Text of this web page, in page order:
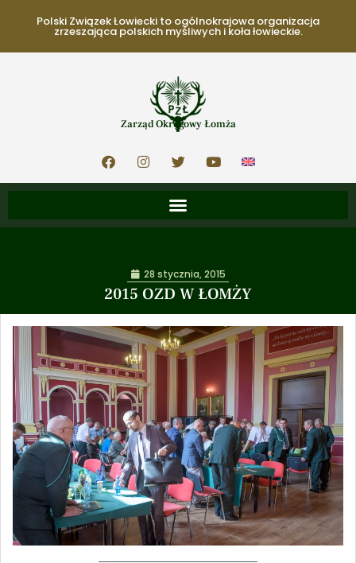
Polski Związek Łowiecki to ogólnokrajowa organizacja
zrzeszająca polskich myśliwych i koła łowieckie.
Zarząd Okręgowy Łomża
2015 OZD W ŁOMŻY
28 stycznia, 2015